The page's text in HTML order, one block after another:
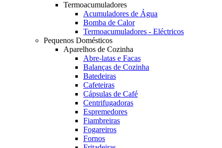
Termoacumuladores
Acumuladores de Água
Bomba de Calor
Termoacumuladores - Eléctricos
Pequenos Domésticos
Aparelhos de Cozinha
Abre-latas e Facas
Balanças de Cozinha
Batedeiras
Cafeteiras
Cápsulas de Café
Centrifugadoras
Espremedores
Fiambreiras
Fogareiros
Fornos